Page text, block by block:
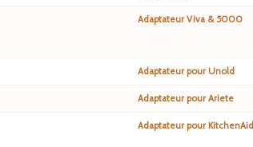
Adaptateur Viva & 5000
Adaptateur pour Unold
Adaptateur pour Ariete
Adaptateur pour KitchenAid